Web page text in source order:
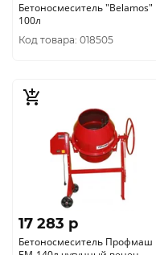
Бетоносмеситель "Belamos"
100л
Код товара: 018505
17 283 p
Бетоносмеситель Профмаш